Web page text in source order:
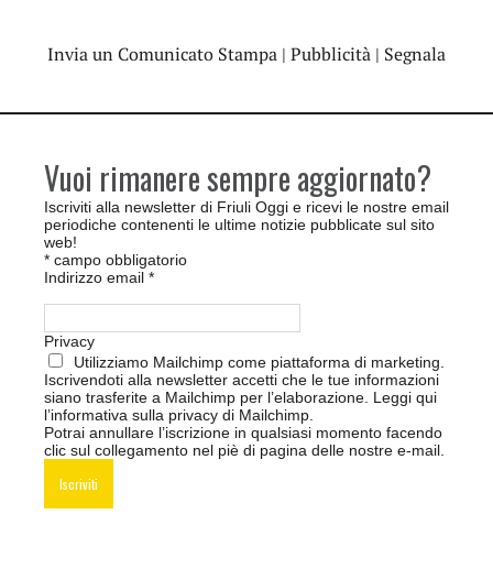
Invia un Comunicato Stampa | Pubblicità | Segnala
Vuoi rimanere sempre aggiornato?
Iscriviti alla newsletter di Friuli Oggi e ricevi le nostre email
periodiche contenenti le ultime notizie pubblicate sul sito
web!
* campo obbligatorio
Indirizzo email *
Privacy
Utilizziamo Mailchimp come piattaforma di marketing.
Iscrivendoti alla newsletter accetti che le tue informazioni
siano trasferite a Mailchimp per l’elaborazione. Leggi qui
l’informativa sulla privacy di Mailchimp
Potrai annullare l’iscrizione in qualsiasi momento facendo
clic sul collegamento nel piè di pagina delle nostre e-mail.